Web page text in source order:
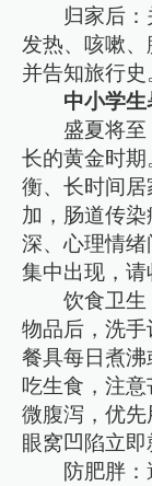
归家后
发热、咳嗽
并告知旅行史
中小学
盛夏将
长的黄金时
衡、长时间
加，肠道传
深、心理情
集中出现，请
饮食卫
物品后，洗手
餐具每日煮
吃生食，注
微腹泻，优先
眼窝凹陷立即
防肥胖